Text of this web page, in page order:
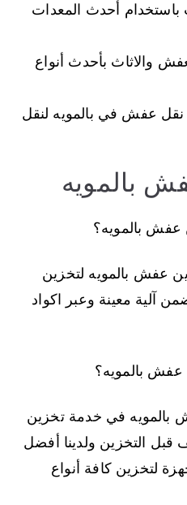
باستخدام أحدث المعدات
والاثاث بأحدث أنواع
نقل عفش في بالمويه لنقل
بالمويه
بالمويه؟
عفش بالمويه لتخزين
آلية معينة وعبر اكواد
بالمويه؟
بالمويه في خدمة تخزين
قبل التخزين ولدينا أفضل
لتخزين كافة أنواع